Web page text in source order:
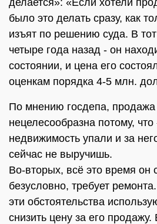
делается»: «Если хотели
было это делать сразу, как
изъят по решению суда. В
четыре года назад - он
состоянии, и цена его
оценкам порядка 4-5 млн.
По мнению госдепа, продажа
нецелесообразна потому,
недвижимость упали и за
сейчас не выручишь.
Во-вторых, всё это время
безусловно, требует
эти обстоятельства
снизить цену за его